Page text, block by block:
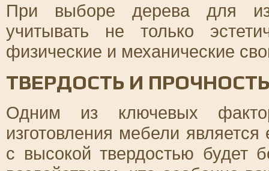
При выборе дерева для
учитывать не только
физические и механические
ТВЕРДОСТЬ И ПРОЧНОСТЬ
Одним из ключевых
изготовления мебели
с высокой твердостью будет